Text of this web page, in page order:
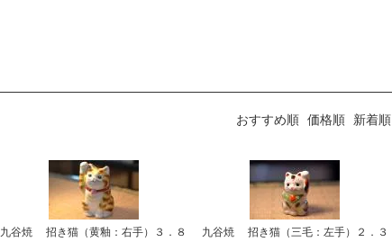
おすすめ順 価格順 新着順
九谷焼 招き猫（黄釉：右手）３．８
九谷焼 招き猫（三毛：左手）２．３